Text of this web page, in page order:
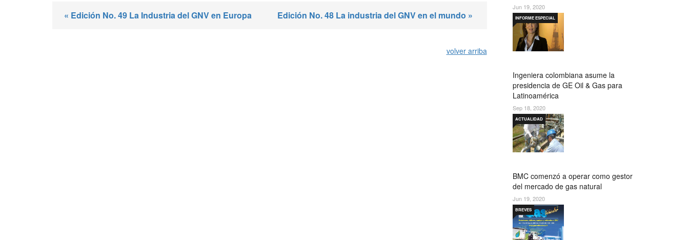
« Edición No. 49 La Industria del GNV en Europa Edición No. 48 La industria del GNV en el mundo »
volver arriba
Jun 19, 2020
Ingeniera colombiana asume la
presidencia de GE Oil & Gas para
Latinoamérica
INFORME ESPECIAL
Sep 18, 2020
BMC comenzó a operar como gestor
del mercado de gas natural
ACTUALIDAD
Jun 19, 2020
BREVES